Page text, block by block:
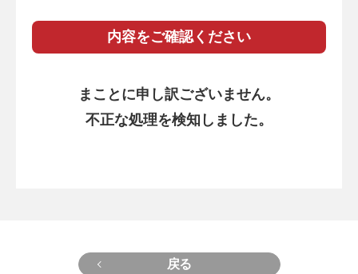
内容をご確認ください
まことに申し訳ございません。
不正な処理を検知しました。
戻る